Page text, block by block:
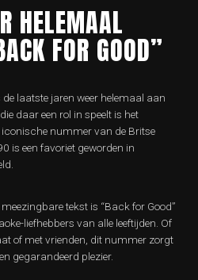
HELEMAAL
FOR GOOD”
laatste jaren weer helemaal aan
daar een rol in speelt is het
iconische nummer van de Britse
is een favoriet geworden in
tekst is “Back for Good”
liefhebbers van alle leeftijden. Of
of met vrienden, dit nummer zorgt
gegarandeerd plezier.